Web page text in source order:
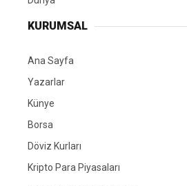
KURUMSAL
Ana Sayfa
Yazarlar
Künye
Borsa
Döviz Kurları
Kripto Para Piyasaları